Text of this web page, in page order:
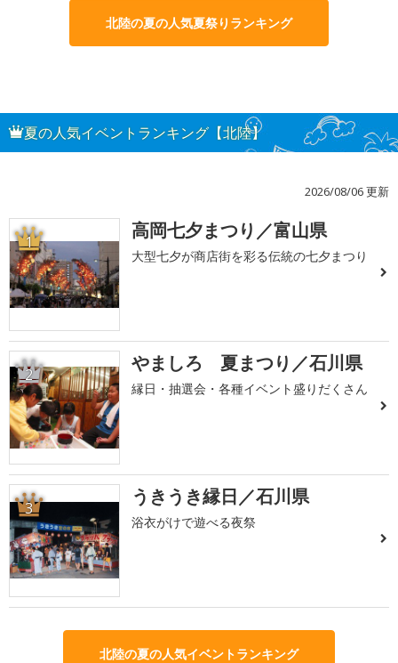
北陸の夏の人気夏祭りランキング
夏の人気イベントランキング【北陸】
2026/08/06 更新
1 高岡七夕まつり／富山県
大型七夕が商店街を彩る伝統の七夕まつり
2 やましろ 夏まつり／石川県
縁日・抽選会・各種イベント盛りだくさん
3 うきうき縁日／石川県
浴衣がけで遊べる夜祭
北陸の夏の人気イベントランキング